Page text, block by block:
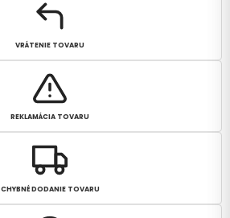
VRÁTENIE TOVARU
REKLAMÁCIA TOVARU
CHYBNÉ DODANIE TOVARU